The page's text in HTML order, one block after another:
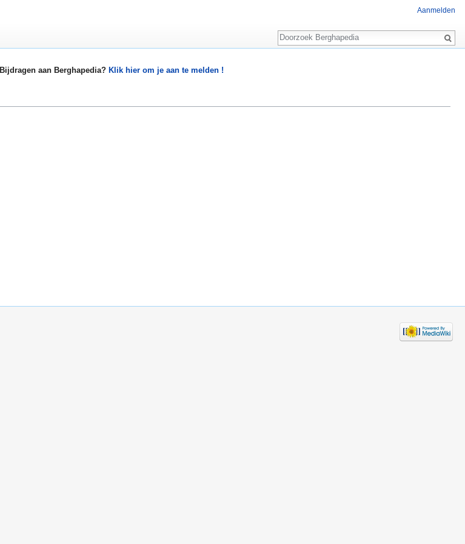
Bijdragen aan Berghapedia? Klik hier om je aan te melden !
Aanmelden
Zoeken